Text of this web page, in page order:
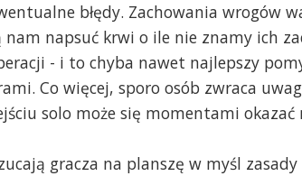
błędy. Zachowania wrogów
napsuć krwi o ile nie znamy ich
- i to chyba nawet najlepszy
Co więcej, sporo osób zwraca
solo może się momentami
gracza na planszę w myśl